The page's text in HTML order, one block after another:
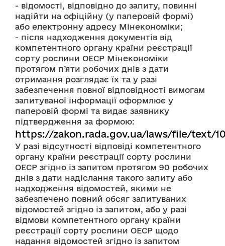
- відомості, відповідно до запиту, повинні
надійти на офіційну (у паперовій формі)
або електронну адресу Мінекономіки;
- після надходження документів від
компетентного органу країни реєстрації
сорту рослини ОЕСР Мінекономіки
протягом п’яти робочих днів з дати
отримання розглядає їх та у разі
забезпечення повної відповідності вимогам
запитуваної інформації оформлює у
паперовій формі та видає заявнику
https://zakon.rada.gov.ua/laws/file/text/
У разі відсутності відповіді компетентного
органу країни реєстрації сорту рослини
ОЕСР згідно із запитом протягом 90 робочих
днів з дати надіслання такого запиту або
надходження відомостей, якими не
забезпечено повний обсяг запитуваних
відомостей згідно із запитом, або у разі
відмови компетентного органу країни
реєстрації сорту рослини ОЕСР щодо
надання відомостей згідно із запитом